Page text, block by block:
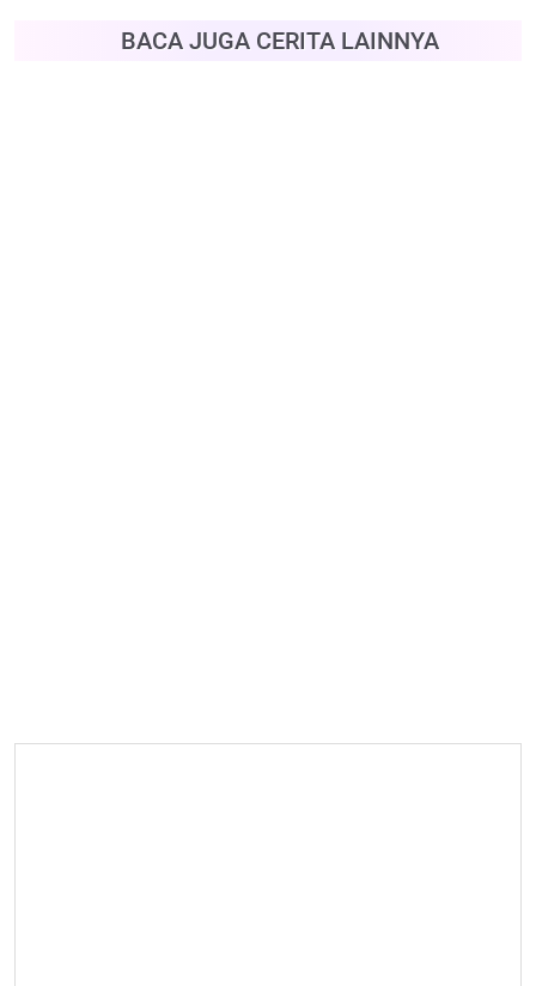
BACA JUGA CERITA LAINNYA